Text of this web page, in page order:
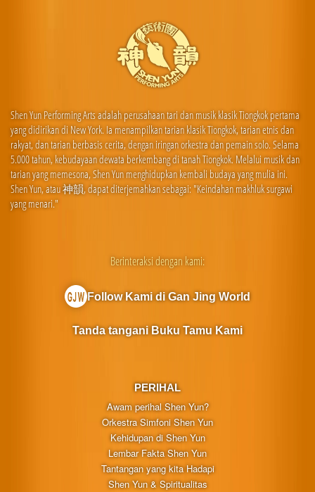
Shen Yun Performing Arts adalah perusahaan tari dan musik klasik Tiongkok pertama
yang didirikan di New York. Ia menampilkan tarian klasik Tiongkok, tarian etnis dan
rakyat, dan tarian berbasis cerita, dengan iringan orkestra dan pemain solo. Selama
5.000 tahun, kebudayaan dewata berkembang di tanah Tiongkok. Melalui musik dan
tarian yang memesona, Shen Yun menghidupkan kembali budaya yang mulia ini.
Shen Yun, atau 神韻, dapat diterjemahkan sebagai: "Keindahan makhluk surgawi
yang menari."
PERIHAL
Awam perihal Shen Yun?
Orkestra Simfoni Shen Yun
Kehidupan di Shen Yun
Lembar Fakta Shen Yun
Tantangan yang kita Hadapi
Shen Yun & Spiritualitas
Berinteraksi dengan kami:
Follow Kami di Gan Jing World
Tanda tangani Buku Tamu Kami